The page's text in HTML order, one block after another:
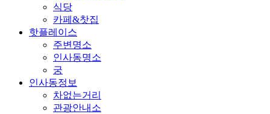
식당
카페&찻집
핫플레이스
주변명소
인사동명소
궁
인사동정보
차없는거리
관광안내소